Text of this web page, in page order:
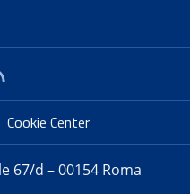
Cookie Center
67/d – 00154 Roma